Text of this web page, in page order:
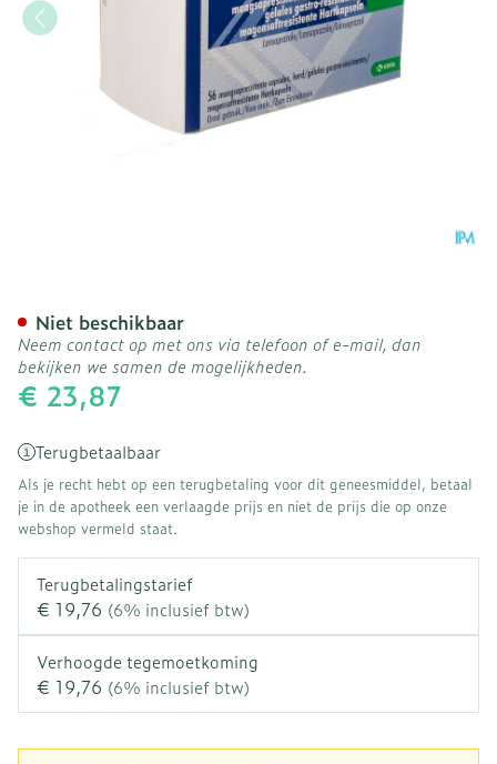
€ 23,87
Terugbetaalbaar
Als je recht hebt op een terugbetaling voor dit geneesmiddel, betaal
je in de apotheek een verlaagde prijs en niet de prijs die op onze
webshop vermeld staat.
Terugbetalingstarief
€ 19,76 (6% inclusief btw)
Verhoogde tegemoetkoming
€ 19,76 (6% inclusief btw)
Niet beschikbaar
Neem contact op met ons via telefoon of e-mail, dan
bekijken we samen de mogelijkheden.